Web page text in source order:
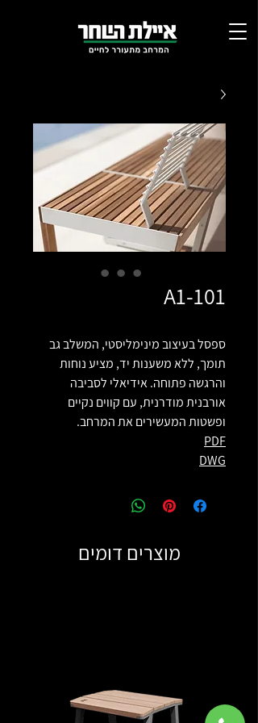
A1-101
ספסל בעיצוב מינימליסטי, המשלב גב
תומך, ללא משענות יד, מציע נוחות
והרגשה פתוחה. אידיאלי לסביבה
אורבנית מודרנית, עם קווים נקיים
ופשטות המעשירים את המרחב.
PDF
DWG
מוצרים דומים